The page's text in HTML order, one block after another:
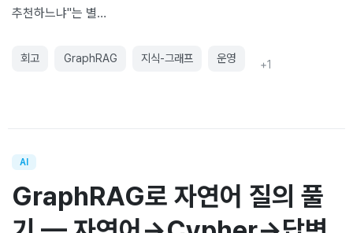
추천하느냐"는 별…
회고 GraphRAG 지식-그래프 운영 +1
AI
GraphRAG로 자연어 질의 풀